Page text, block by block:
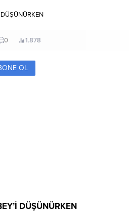
DÜŞÜNÜRKEN
0 1.878
OL
DÜŞÜNÜRKEN